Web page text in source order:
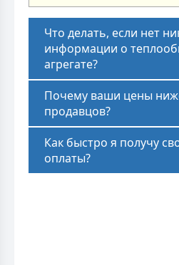
Что делать, если нет
информации о
агрегате?
Почему ваши цены
продавцов?
Как быстро я получу
оплаты?